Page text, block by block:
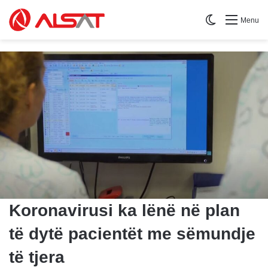
Menu
Switch skin
Koronavirusi ka lënë në plan
të dytë pacientët me sëmundje
të tjera